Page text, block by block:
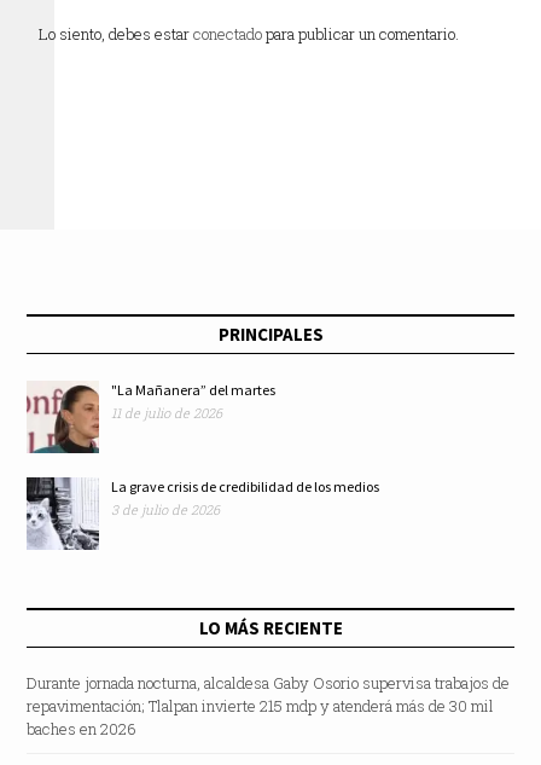
FGR decomisan más médicos que
Lo siento, debes estarconectadopara publicar un comentario.
PRINCIPALES
"La Mañanera” del martes
11 de julio de 2026
La grave crisis de credibilidad de los medios
3 de julio de 2026
LO MÁS RECIENTE
Durante jornada nocturna, alcaldesa Gaby Osorio supervisa trabajos de
repavimentación; Tlalpan invierte 215 mdp y atenderá más de 30 mil
baches en 2026